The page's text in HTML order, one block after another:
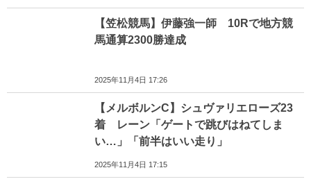
【笠松競馬】伊藤強一師 10Rで地方競
馬通算2300勝達成
2025年11月4日 17:26
【メルボルンC】シュヴァリエローズ23
着 レーン「ゲートで跳びはねてしま
い…」「前半はいい走り」
2025年11月4日 17:15